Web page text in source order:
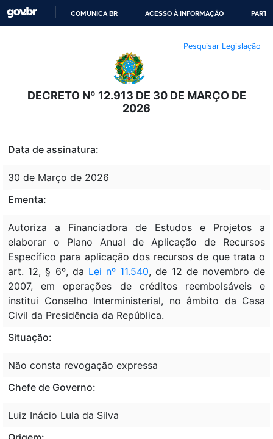
O
CONTEÚDO
COMUNICA BR ACESSO À INFORMAÇÃO
Pesquisar Legislação
DECRETO Nº 12.913 DE 30 DE MARÇO DE
2026
Data de assinatura:
30 de Março de 2026
Ementa:
Autoriza a Financiadora de Estudos e Projetos a
elaborar o Plano Anual de Aplicação de Recursos
Específico para aplicação dos recursos de que trata o
art. 12, § 6º, da Lei nº 11.540, de 12 de novembro de
2007, em operações de créditos reembolsáveis e
institui Conselho Interministerial, no âmbito da Casa
Civil da Presidência da República.
Situação:
Não consta revogação expressa
Chefe de Governo:
Luiz Inácio Lula da Silva